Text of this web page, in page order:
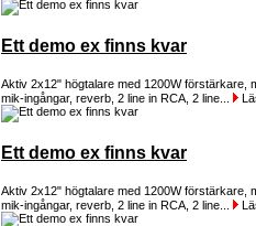
Ett demo ex finns kvar
Aktiv 2x12" högtalare med 1200W förstärkare,
mik-ingångar, reverb, 2 line in RCA, 2 line...
Ett demo ex finns kvar
Aktiv 2x12" högtalare med 1200W förstärkare,
mik-ingångar, reverb, 2 line in RCA, 2 line...